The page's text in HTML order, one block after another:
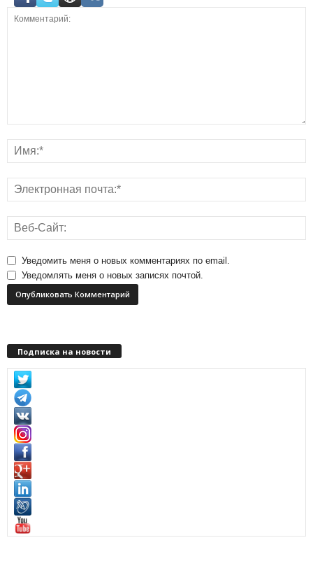
Уведомить меня о новых комментариях по email.
Уведомлять меня о новых записях почтой.
Подписка на новости